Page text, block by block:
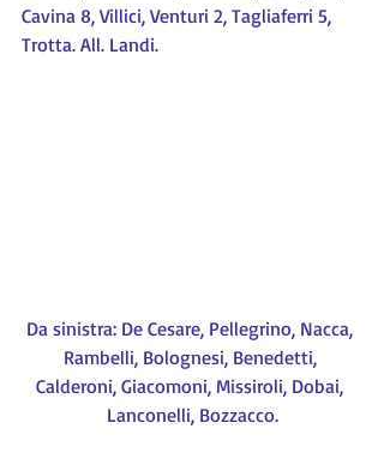
Cavina 8, Villici, Venturi 2, Tagliaferri 5,
Trotta. All. Landi.
Da sinistra: De Cesare, Pellegrino, Nacca,
Rambelli, Bolognesi, Benedetti,
Calderoni, Giacomoni, Missiroli, Dobai,
Lanconelli, Bozzacco.